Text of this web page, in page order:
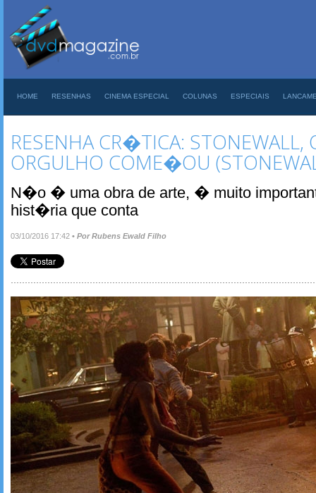
HOME RESENHAS CINEMA ESPECIAL COLUNAS ESPECIAIS
RESENHA CR�TICA: STONEWALL,
ORGULHO COME�OU
N�o � uma obra de arte, � muito
hist�ria que conta
03/10/2016 17:42 • Por Rubens Ewald Filho